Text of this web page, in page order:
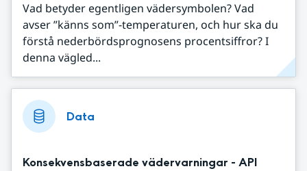
Vad betyder egentligen vädersymbolen? Vad
avser ”känns som”-temperaturen, och hur ska du
förstå nederbördsprognosens procentsiffror? I
denna vägled...
Data
Konsekvensbaserade vädervarningar - API